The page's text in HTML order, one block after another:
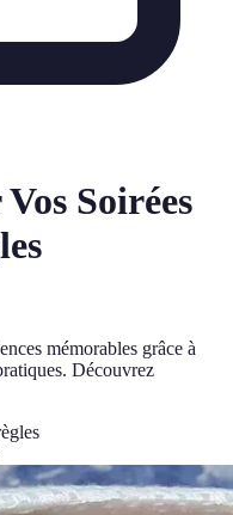
Soirées
mémorables grâce à
Découvrez